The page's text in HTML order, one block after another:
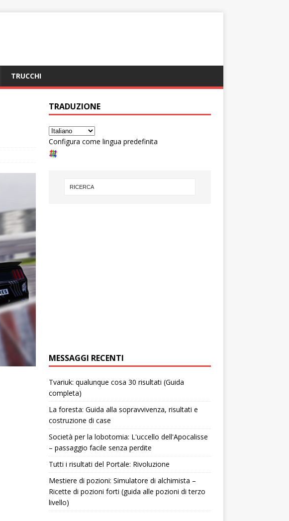
TRUCCHI
TRADUZIONE
Configura come lingua predefinita
MESSAGGI RECENTI
Tvariuk: qualunque cosa 30 risultati (Guida
completa)
La foresta: Guida alla sopravvivenza, risultati e
costruzione di case
Società per la lobotomia: L'uccello dell'Apocalisse
– passaggio facile senza perdite
Tutti i risultati del Portale: Rivoluzione
Mestiere di pozioni: Simulatore di alchimista –
Ricette di pozioni forti (guida alle pozioni di terzo
livello)